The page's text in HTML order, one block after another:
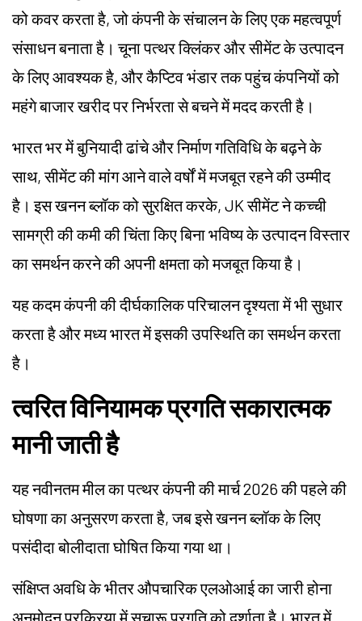
को कवर करता है, जो कंपनी के संचालन के लिए एक महत्वपूर्ण
संसाधन बनाता है। चूना पत्थर क्लिंकर और सीमेंट के उत्पादन
के लिए आवश्यक है, और कैप्टिव भंडार तक पहुंच कंपनियों को
महंगे बाजार खरीद पर निर्भरता से बचने में मदद करती है।
भारत भर में बुनियादी ढांचे और निर्माण गतिविधि के बढ़ने के
साथ, सीमेंट की मांग आने वाले वर्षों में मजबूत रहने की उम्मीद
है। इस खनन ब्लॉक को सुरक्षित करके, JK सीमेंट ने कच्ची
सामग्री की कमी की चिंता किए बिना भविष्य के उत्पादन विस्तार
का समर्थन करने की अपनी क्षमता को मजबूत किया है।
यह कदम कंपनी की दीर्घकालिक परिचालन दृश्यता में भी सुधार
करता है और मध्य भारत में इसकी उपस्थिति का समर्थन करता
है।
त्वरित विनियामक प्रगति सकारात्मक
मानी जाती है
यह नवीनतम मील का पत्थर कंपनी की मार्च 2026 की पहले की
घोषणा का अनुसरण करता है, जब इसे खनन ब्लॉक के लिए
पसंदीदा बोलीदाता घोषित किया गया था।
संक्षिप्त अवधि के भीतर औपचारिक एलओआई का जारी होना
अनुमोदन प्रक्रिया में सुचारू प्रगति को दर्शाता है। भारत में,